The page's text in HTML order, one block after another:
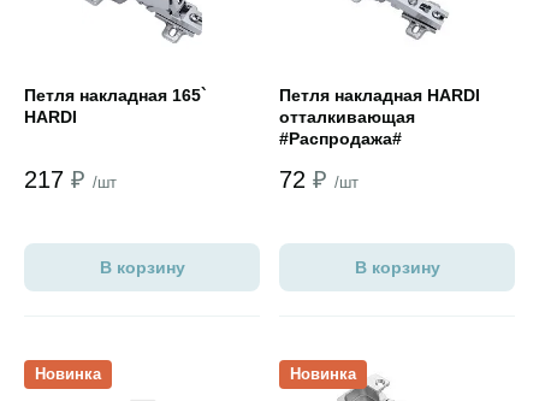
Петля накладная 165`
HARDI
217 ₽ /шт
В корзину
Петля накладная HARDI
отталкивающая
#Распродажа#
72 ₽ /шт
В корзину
Новинка
Открыть товар Новинка
Открыть товар